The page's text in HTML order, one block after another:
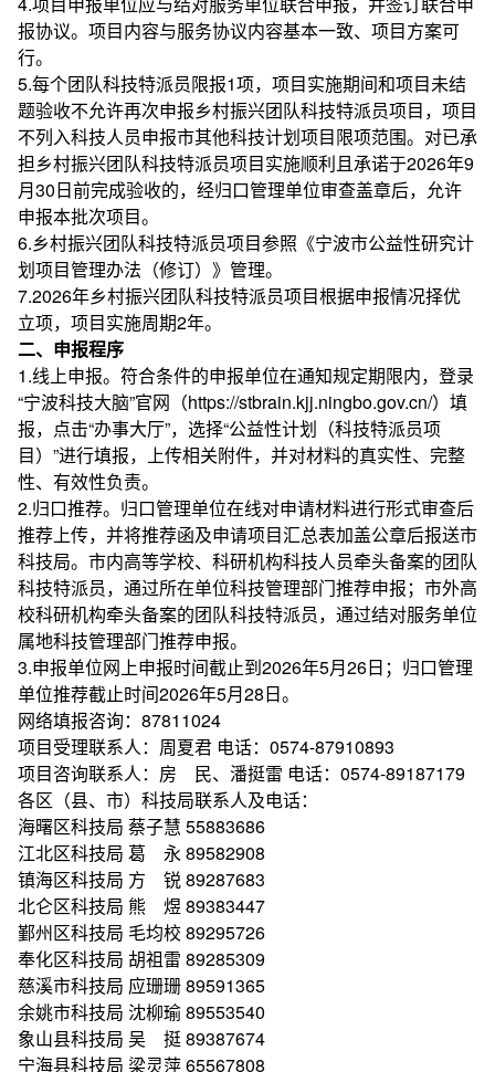
报协议。项目内容与服务协议内容基本一致、项目方案可
行。
5.每个团队科技特派员限报1项，项目实施期间和项目未结
题验收不允许再次申报乡村振兴团队科技特派员项目，项目
不列入科技人员申报市其他科技计划项目限项范围。对已承
担乡村振兴团队科技特派员项目实施顺利且承诺于2026年9
月30日前完成验收的，经归口管理单位审查盖章后，允许
申报本批次项目。
6.乡村振兴团队科技特派员项目参照《宁波市公益性研究计
划项目管理办法（修订）》管理。
7.2026年乡村振兴团队科技特派员项目根据申报情况择优
立项，项目实施周期2年。
二、申报程序
1.线上申报。符合条件的申报单位在通知规定期限内，登录
“宁波科技大脑”官网（https://stbrain.kjj.ningbo.gov.cn/）填
报，点击“办事大厅”，选择“公益性计划（科技特派员项
目）”进行填报，上传相关附件，并对材料的真实性、完整
性、有效性负责。
2.归口推荐。归口管理单位在线对申请材料进行形式审查后
推荐上传，并将推荐函及申请项目汇总表加盖公章后报送市
科技局。市内高等学校、科研机构科技人员牵头备案的团队
科技特派员，通过所在单位科技管理部门推荐申报；市外高
校科研机构牵头备案的团队科技特派员，通过结对服务单位
属地科技管理部门推荐申报。
3.申报单位网上申报时间截止到2026年5月26日；归口管理
单位推荐截止时间2026年5月28日。
网络填报咨询：87811024
项目受理联系人：周夏君 电话：0574-87910893
项目咨询联系人：房 民、潘挺雷 电话：0574-89187179
各区（县、市）科技局联系人及电话：
海曙区科技局 蔡子慧 55883686
江北区科技局 葛 永 89582908
镇海区科技局 方 锐 89287683
北仑区科技局 熊 煜 89383447
鄞州区科技局 毛均校 89295726
奉化区科技局 胡祖雷 89285309
慈溪市科技局 应珊珊 89591365
余姚市科技局 沈柳瑜 89553540
象山县科技局 吴 挺 89387674
宁海县科技局 梁灵萍 65567808